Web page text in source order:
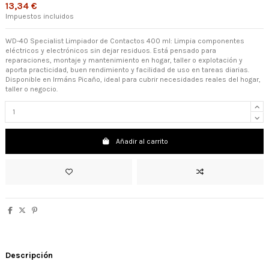
13,34 €
Impuestos incluidos
WD-40 Specialist Limpiador de Contactos 400 ml: Limpia componentes
eléctricos y electrónicos sin dejar residuos. Está pensado para
reparaciones, montaje y mantenimiento en hogar, taller o explotación y
aporta practicidad, buen rendimiento y facilidad de uso en tareas diarias.
Disponible en Irmáns Picaño, ideal para cubrir necesidades reales del hogar,
taller o negocio.
Añadir al carrito
Descripción